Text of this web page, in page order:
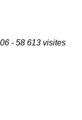
- 58 613 visites